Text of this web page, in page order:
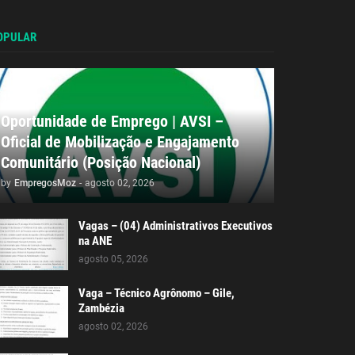
Oportunidade de Emprego | AVSI –
Oficial de Mobilização e Engajamento
Comunitário (Posição Nacional)
by EmpregosMoz - agosto 02, 2026
Vagas – (04) Administrativos Executivos
na ANE
agosto 05, 2026
Vaga – Técnico Agrônomo – Gile,
Zambézia
agosto 02, 2026